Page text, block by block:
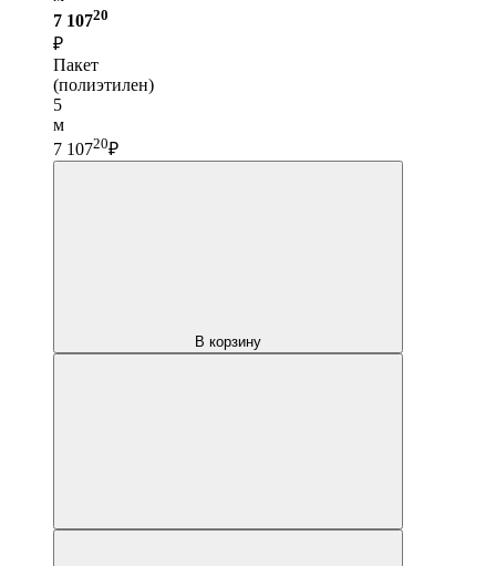
7 10720
₽
Пакет
(полиэтилен)
5
м
7 10720₽
В корзину